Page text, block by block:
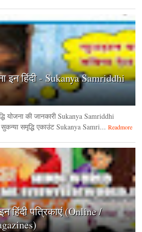
इन हिंदी - Sukanya Samriddhi
की जानकारी Sukanya Samriddhi
समृद्धि एकाउंट Sukanya Samri... Readmore
हिंदी पत्रिकाएं (Online /